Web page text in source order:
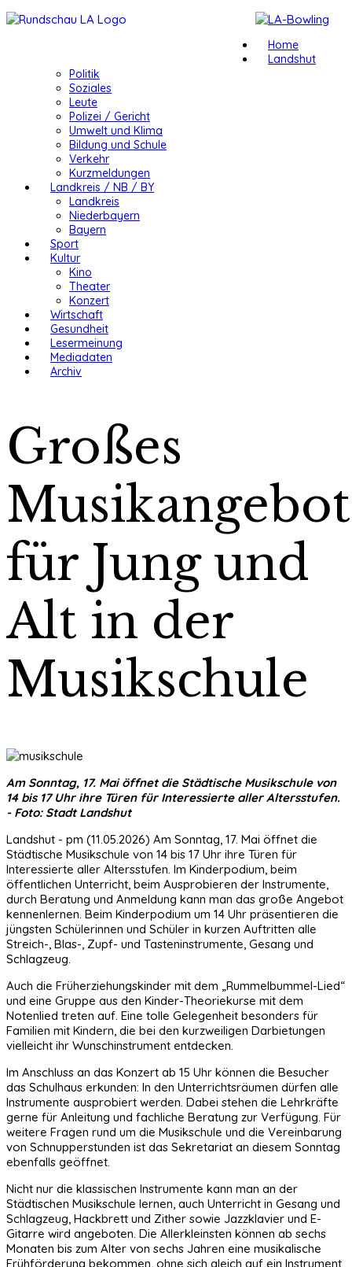
Home
Landshut
Politik
Soziales
Leute
Polizei / Gericht
Umwelt und Klima
Bildung und Schule
Verkehr
Kurzmeldungen
Landkreis / NB / BY
Landkreis
Niederbayern
Bayern
Sport
Kultur
Kino
Theater
Konzert
Wirtschaft
Gesundheit
Lesermeinung
Mediadaten
Archiv
Großes
Musikangebot
für Jung und
Alt in der
Musikschule
Am Sonntag, 17. Mai öffnet die Städtische Musikschule von
14 bis 17 Uhr ihre Türen für Interessierte aller Altersstufen.
- Foto: Stadt Landshut
Landshut - pm (11.05.2026) Am Sonntag, 17. Mai öffnet die
Städtische Musikschule von 14 bis 17 Uhr ihre Türen für
Interessierte aller Altersstufen. Im Kinderpodium, beim
öffentlichen Unterricht, beim Ausprobieren der Instrumente,
durch Beratung und Anmeldung kann man das große Angebot
kennenlernen. Beim Kinderpodium um 14 Uhr präsentieren die
jüngsten Schülerinnen und Schüler in kurzen Auftritten alle
Streich-, Blas-, Zupf- und Tasteninstrumente, Gesang und
Schlagzeug.
Auch die Früherziehungskinder mit dem „Rummelbummel-Lied“
und eine Gruppe aus den Kinder-Theoriekurse mit dem
Notenlied treten auf. Eine tolle Gelegenheit besonders für
Familien mit Kindern, die bei den kurzweiligen Darbietungen
vielleicht ihr Wunschinstrument entdecken.
Im Anschluss an das Konzert ab 15 Uhr können die Besucher
das Schulhaus erkunden: In den Unterrichtsräumen dürfen alle
Instrumente ausprobiert werden. Dabei stehen die Lehrkräfte
gerne für Anleitung und fachliche Beratung zur Verfügung. Für
weitere Fragen rund um die Musikschule und die Vereinbarung
von Schnupperstunden ist das Sekretariat an diesem Sonntag
ebenfalls geöffnet.
Nicht nur die klassischen Instrumente kann man an der
Städtischen Musikschule lernen, auch Unterricht in Gesang und
Schlagzeug, Hackbrett und Zither sowie Jazzklavier und E-
Gitarre wird angeboten. Die Allerkleinsten können ab sechs
Monaten bis zum Alter von sechs Jahren eine musikalische
Frühförderung bekommen, ohne sich gleich auf ein Instrument